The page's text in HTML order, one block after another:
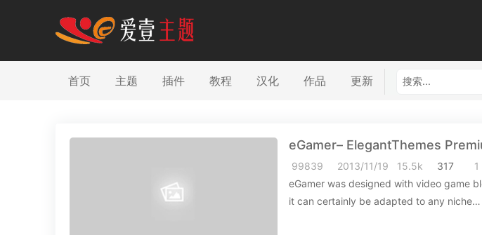
首页 主题 插件 教程 汉化 作品 更新
eGamer– ElegantThemes
99839 2013/11/19 15.5k 317
1
eGamer was designed with video game
it can certainly be adapted to any niche…